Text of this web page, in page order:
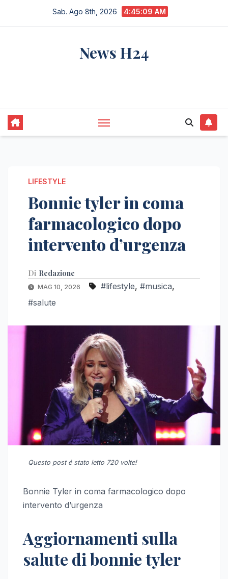
Sab. Ago 8th, 2026 4:45:10 AM
News H24
LIFESTYLE
Bonnie tyler in coma
farmacologico dopo
intervento d’urgenza
Di Redazione
MAG 10, 2026 #lifestyle, #musica,
#salute
Questo post é stato letto 720 volte!
Bonnie Tyler in coma farmacologico dopo
intervento d’urgenza
Aggiornamenti sulla
salute di bonnie tyler